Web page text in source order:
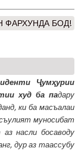
ФАРХУНДА БОД!
Ҷумҳурии
худ ба падару
ки ба масъалаи
муносибат
насли босаводу
дур аз таассубу